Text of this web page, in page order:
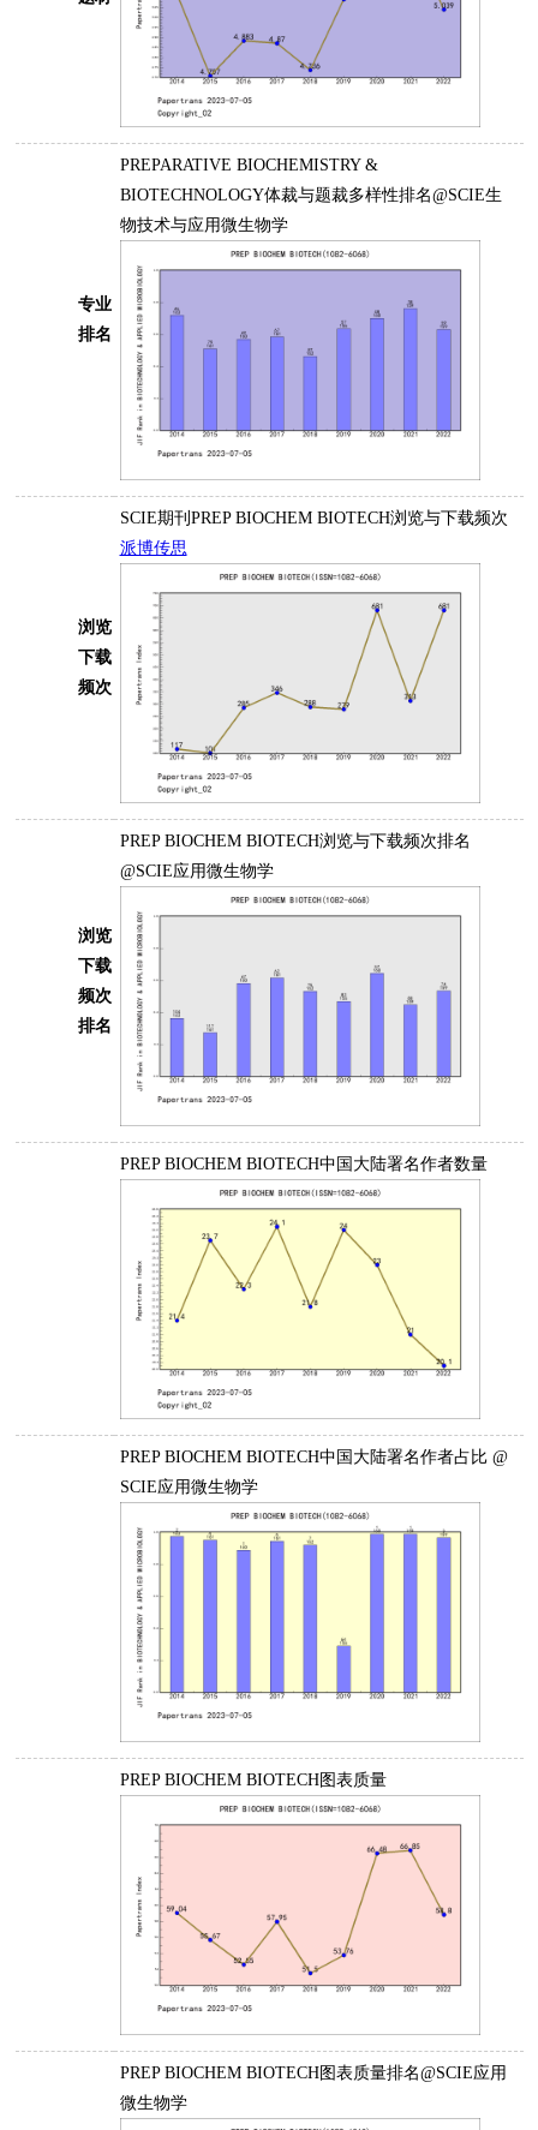
专业
排名
PREPARATIVE BIOCHEMISTRY &
BIOTECHNOLOGY体裁与题裁多样性排名@SCIE生
物技术与应用微生物学
浏览
下载
频次
SCIE期刊PREP BIOCHEM BIOTECH浏览与下载频次
派博传思
浏览
下载
频次
排名
PREP BIOCHEM BIOTECH浏览与下载频次排名
@SCIE应用微生物学
PREP BIOCHEM BIOTECH中国大陆署名作者数量
PREP BIOCHEM BIOTECH中国大陆署名作者占比 @
SCIE应用微生物学
PREP BIOCHEM BIOTECH图表质量
PREP BIOCHEM BIOTECH图表质量排名@SCIE应用
微生物学